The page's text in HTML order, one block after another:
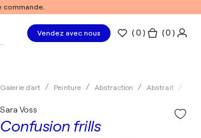
commande.
Vendez avec nous (0 ) ( 0 )
Galerie d'art Peinture Abstraction Abstrait
Confusion frills
Sara Voss